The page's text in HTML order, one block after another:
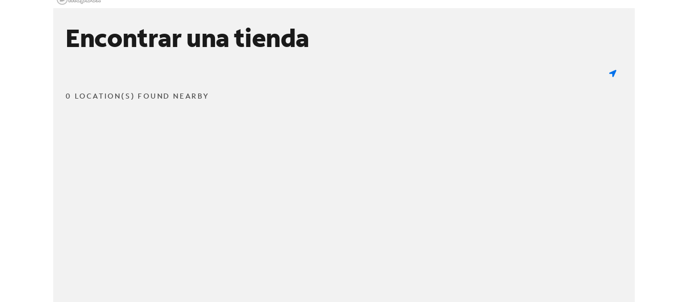
Encontrar una tienda
0 LOCATION(S) FOUND NEARBY